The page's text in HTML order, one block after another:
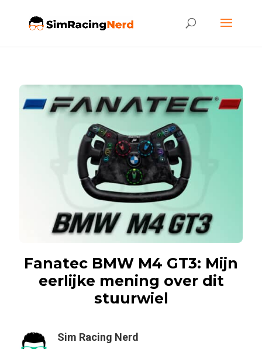
Fanatec BMW M4 GT3: Mijn
eerlijke mening over dit
stuurwiel
Sim Racing Nerd